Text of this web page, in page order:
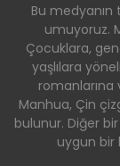
Bu medyanın
umuyoruz.
Çocuklara,
yaşlılara
Manhua, Çin
bulunur. Diğer
uygun bir